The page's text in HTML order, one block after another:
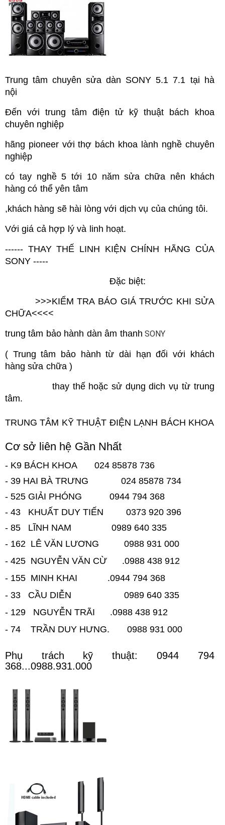
Trung tâm chuyên sửa dàn SONY 5.1 7.1 tại hà
nội
Đến với trung tâm điện tử kỹ thuật bách khoa
chuyên nghiệp
hãng pioneer với thợ bách khoa lành nghề chuyên
nghiệp
có tay nghề 5 tới 10 năm sửa chữa nên khách
hàng có thể yên tâm
,khách hàng sẽ hài lòng với dịch vụ của chúng tôi.
Với giá cả hợp lý và linh hoạt.
------ THAY THẾ LINH KIỆN CHÍNH HÃNG CỦA
SONY -----
Đặc biệt:
>>>KIỂM TRA BÁO GIÁ TRƯỚC KHI SỬA
CHỮA<<<<
trung tâm bảo hành dàn âm thanh SONY
( Trung tâm bảo hành từ dài hạn đối với khách
hàng sửa chữa )
thay thế hoặc sử dụng dich vụ từ trung
tâm.
TRUNG TÂM KỸ THUẬT ĐIỆN LẠNH BÁCH KHOA
Cơ sở liên hệ Gần Nhất
- K9 BÁCH KHOA 024 85878 736
- 39 HAI BÀ TRƯNG 024 85878 734
- 525 GIẢI PHÓNG 0944 794 368
- 43 KHUẤT DUY TIẾN 0373 920 396
- 85 LĨNH NAM 0989 640 335
- 162 LÊ VĂN LƯƠNG 0988 931 000
- 425 NGUYỄN VĂN CỪ .0988 438 912
- 155 MINH KHAI .0944 794 368
- 33 CẦU DIỄN 0989 640 335
- 129 NGUYỄN TRÃI .0988 438 912
- 74 TRẦN DUY HƯNG. 0988 931 000
Phụ trách kỹ thuật: 0944 794
368...0988.931.000